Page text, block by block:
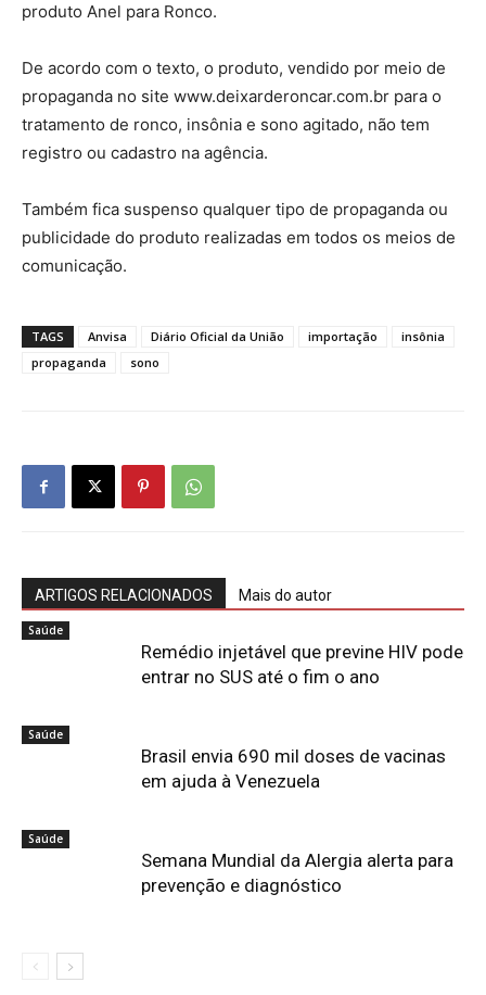
produto Anel para Ronco.
De acordo com o texto, o produto, vendido por meio de
propaganda no site www.deixarderoncar.com.br para o
tratamento de ronco, insônia e sono agitado, não tem
registro ou cadastro na agência.
Também fica suspenso qualquer tipo de propaganda ou
publicidade do produto realizadas em todos os meios de
comunicação.
TAGS Anvisa Diário Oficial da União importação
insônia
propaganda
sono
ARTIGOS RELACIONADOS Mais do autor
Saúde
Remédio injetável que previne HIV pode
entrar no SUS até o fim o ano
Saúde
Brasil envia 690 mil doses de vacinas
em ajuda à Venezuela
Saúde
Semana Mundial da Alergia alerta para
prevenção e diagnóstico